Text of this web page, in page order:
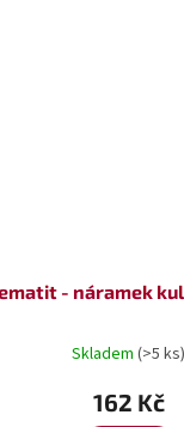
- náramek
Skladem(>5 ks)
162 Kč